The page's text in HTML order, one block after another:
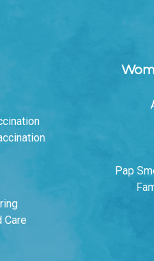
Care
Pap